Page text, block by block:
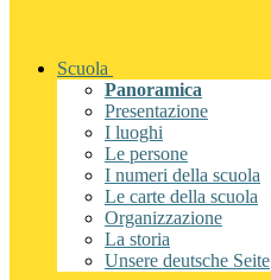
Scuola
Panoramica
Presentazione
I luoghi
Le persone
I numeri della scuola
Le carte della scuola
Organizzazione
La storia
Unsere deutsche Seite